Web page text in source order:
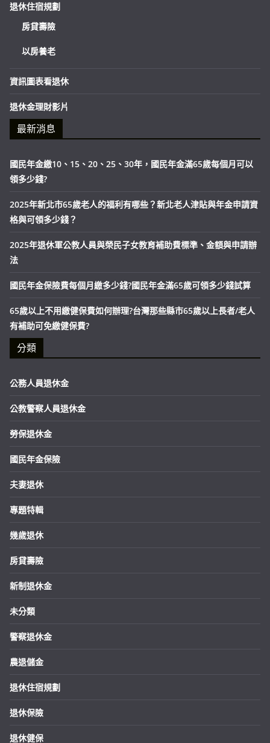
退休住宿規劃
房貸壽險
以房養老
資訊圖表看退休
退休金理財影片
最新消息
國民年金繳10、15、20、25、30年，國民年金滿65歲每個月可以
領多少錢?
2025年新北市65歲老人的福利有哪些？新北老人津貼與年金申請資
格與可領多少錢？
2025年退休軍公教人員與榮民子女教育補助費標準、金額與申請辦
法
國民年金保險費每個月繳多少錢?國民年金滿65歲可領多少錢試算
65歲以上不用繳健保費如何辦理?台灣那些縣市65歲以上長者/老人
有補助可免繳健保費?
分類
公務人員退休金
公教警察人員退休金
勞保退休金
國民年金保險
夫妻退休
專題特輯
幾歲退休
房貸壽險
新制退休金
未分類
警察退休金
農退儲金
退休住宿規劃
退休保險
退休健保